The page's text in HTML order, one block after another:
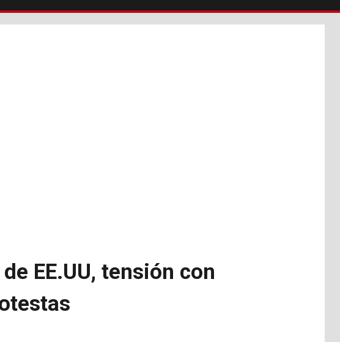
EE.UU, tensión con